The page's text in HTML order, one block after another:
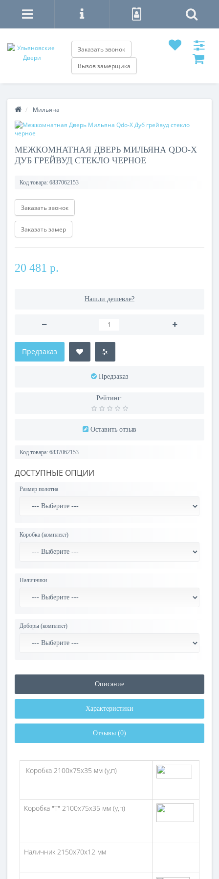
Заказать звонок
Вызов замерщика
Мильяна
МЕЖКОМНАТНАЯ ДВЕРЬ МИЛЬЯНА QDO-X
ДУБ ГРЕЙВУД СТЕКЛО ЧЕРНОЕ
Код товара: 6837062153
Заказать звонок
Заказать замер
20 481 р.
Нашли дешевле?
Предзаказ
Предзаказ
Рейтинг:
Оставить отзыв
Код товара: 6837062153
ДОСТУПНЫЕ ОПЦИИ
Размер полотна
Коробка (комплект)
Наличники
Доборы (комплект)
Описание
Характеристики
Отзывы (0)
Коробка 2100х75х35 мм (у,п)
Коробка "Т" 2100х75х35 мм (у,п)
Наличник 2150х70х12 мм